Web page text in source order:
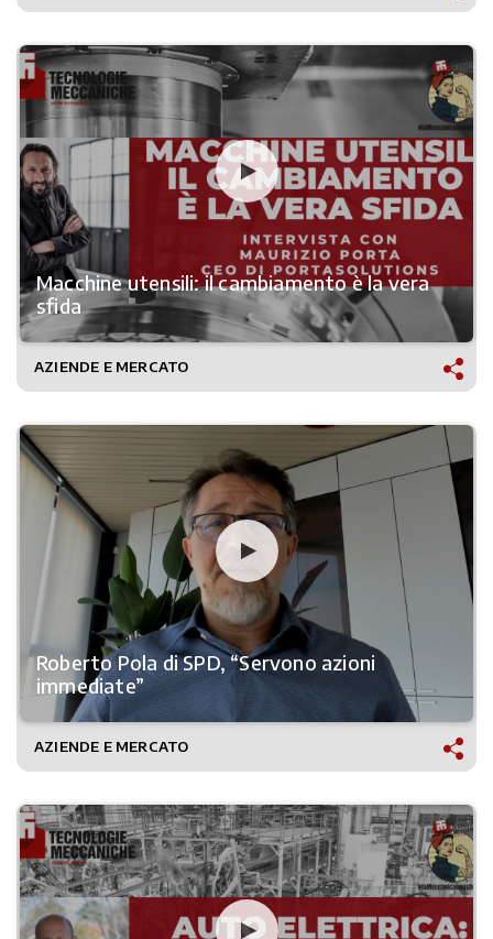
Macchine utensili: il cambiamento è la vera
sfida
AZIENDE E MERCATO
Roberto Pola di SPD, “Servono azioni
immediate”
AZIENDE E MERCATO